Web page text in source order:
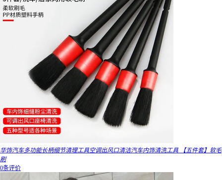
华饰汽车多功能长柄细节清理工具空调出风口清洁汽车内饰清洗工具 【五件套】软毛
刷
0条评价